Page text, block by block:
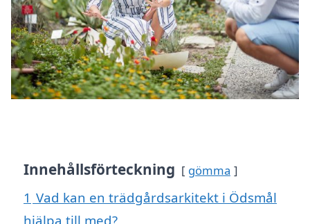
Innehållsförteckning gömma
1 Vad kan en trädgårdsarkitekt i Ödsmål
hjälpa till med?